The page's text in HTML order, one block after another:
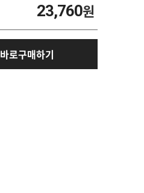
23,760원
바로구매하기